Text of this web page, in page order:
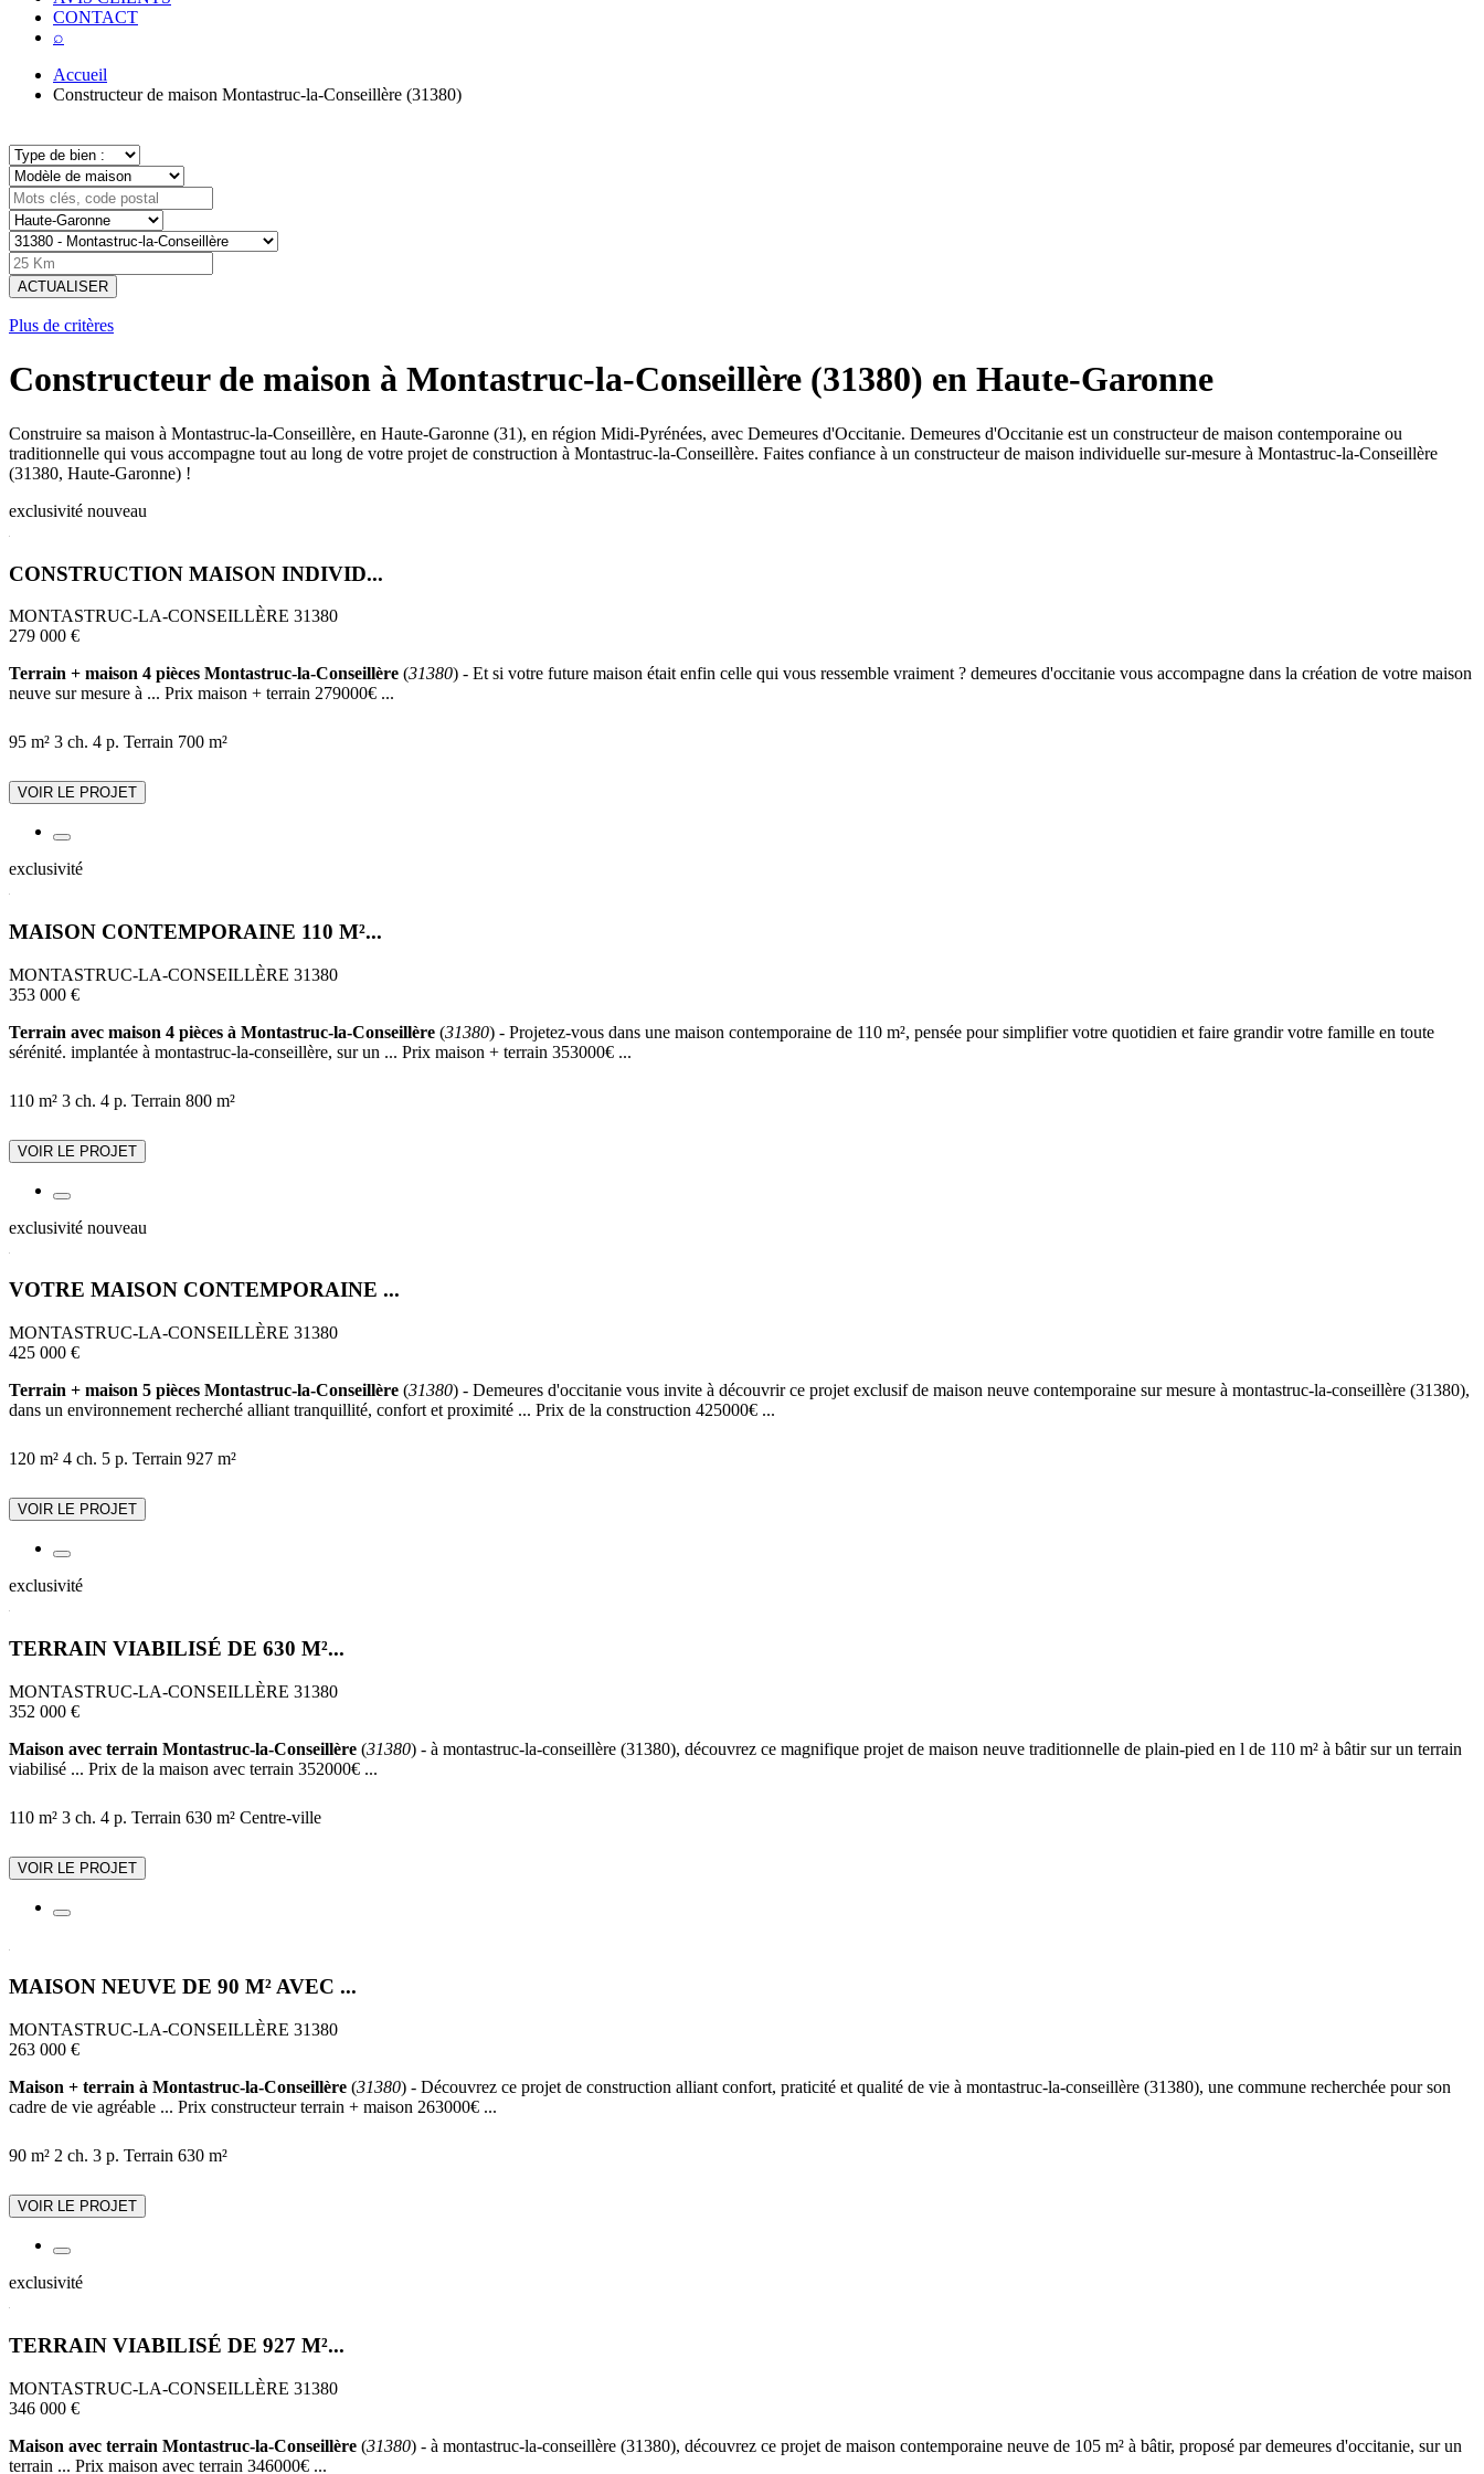
CONTACT
⌕
Accueil
Constructeur de maison Montastruc-la-Conseillère (31380)
ACTUALISER
Plus de critères
Constructeur de maison à Montastruc-la-Conseillère (31380) en Haute-Garonne
Construire sa maison à Montastruc-la-Conseillère, en Haute-Garonne (31), en région Midi-Pyrénées, avec Demeures d'Occitanie. Demeures d'Occitanie est un constructeur de maison contemporaine ou
traditionnelle qui vous accompagne tout au long de votre projet de construction à Montastruc-la-Conseillère. Faites confiance à un constructeur de maison individuelle sur-mesure à Montastruc-la-Conseillère
(31380, Haute-Garonne) !
exclusivité nouveau
CONSTRUCTION MAISON INDIVID...
MONTASTRUC-LA-CONSEILLÈRE 31380
279 000 €
Terrain + maison 4 pièces Montastruc-la-Conseillère (31380) - Et si votre future maison était enfin celle qui vous ressemble vraiment ? demeures d'occitanie vous accompagne dans la création de votre maison
neuve sur mesure à ... Prix maison + terrain 279000€ ...
95 m² 3 ch. 4 p. Terrain 700 m²
VOIR LE PROJET
exclusivité
MAISON CONTEMPORAINE 110 M²...
MONTASTRUC-LA-CONSEILLÈRE 31380
353 000 €
Terrain avec maison 4 pièces à Montastruc-la-Conseillère (31380) - Projetez-vous dans une maison contemporaine de 110 m², pensée pour simplifier votre quotidien et faire grandir votre famille en toute
sérénité. implantée à montastruc-la-conseillère, sur un ... Prix maison + terrain 353000€ ...
110 m² 3 ch. 4 p. Terrain 800 m²
VOIR LE PROJET
exclusivité nouveau
VOTRE MAISON CONTEMPORAINE ...
MONTASTRUC-LA-CONSEILLÈRE 31380
425 000 €
Terrain + maison 5 pièces Montastruc-la-Conseillère (31380) - Demeures d'occitanie vous invite à découvrir ce projet exclusif de maison neuve contemporaine sur mesure à montastruc-la-conseillère (31380),
dans un environnement recherché alliant tranquillité, confort et proximité ... Prix de la construction 425000€ ...
120 m² 4 ch. 5 p. Terrain 927 m²
VOIR LE PROJET
exclusivité
TERRAIN VIABILISÉ DE 630 M²...
MONTASTRUC-LA-CONSEILLÈRE 31380
352 000 €
Maison avec terrain Montastruc-la-Conseillère (31380) - à montastruc-la-conseillère (31380), découvrez ce magnifique projet de maison neuve traditionnelle de plain-pied en l de 110 m² à bâtir sur un terrain
viabilisé ... Prix de la maison avec terrain 352000€ ...
110 m² 3 ch. 4 p. Terrain 630 m² Centre-ville
VOIR LE PROJET
MAISON NEUVE DE 90 M² AVEC ...
MONTASTRUC-LA-CONSEILLÈRE 31380
263 000 €
Maison + terrain à Montastruc-la-Conseillère (31380) - Découvrez ce projet de construction alliant confort, praticité et qualité de vie à montastruc-la-conseillère (31380), une commune recherchée pour son
cadre de vie agréable ... Prix constructeur terrain + maison 263000€ ...
90 m² 2 ch. 3 p. Terrain 630 m²
VOIR LE PROJET
exclusivité
TERRAIN VIABILISÉ DE 927 M²...
MONTASTRUC-LA-CONSEILLÈRE 31380
346 000 €
Maison avec terrain Montastruc-la-Conseillère (31380) - à montastruc-la-conseillère (31380), découvrez ce projet de maison contemporaine neuve de 105 m² à bâtir, proposé par demeures d'occitanie, sur un
terrain ... Prix maison avec terrain 346000€ ...